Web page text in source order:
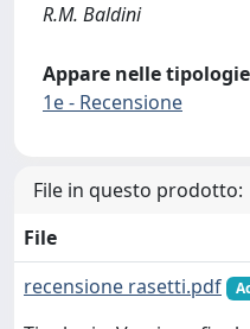
R.M. Baldini
Appare nelle
1e - Recensione
File in questo prodotto:
File
recensione rasetti.pdf